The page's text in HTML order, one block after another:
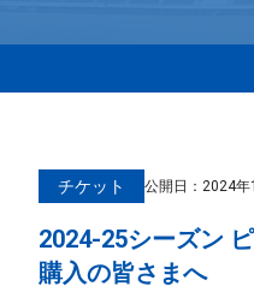
チケット 公開日： 2024年
2024-25シーズン
購入の皆さまへ